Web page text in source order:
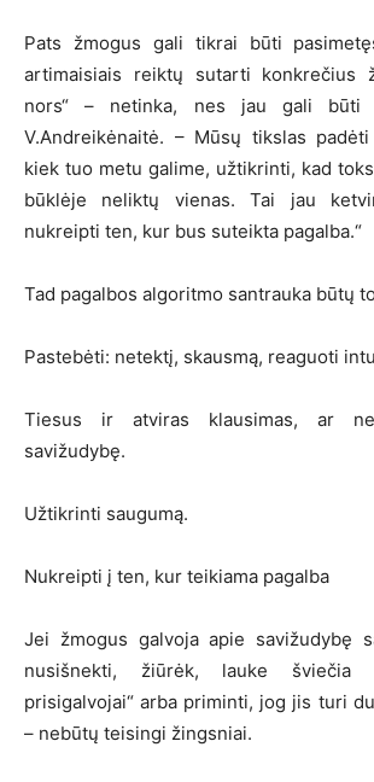
Pats žmogus gali tikrai būti
artimaisiais reiktų sutarti konkrečius
nors“ – netinka, nes jau gali
V.Andreikėnaitė. – Mūsų tikslas
kiek tuo metu galime, užtikrinti, kad
būklėje neliktų vienas. Tai jau
nukreipti ten, kur bus suteikta pagalba.“
Tad pagalbos algoritmo santrauka būtų
Pastebėti: netektį, skausmą, reaguoti
Tiesus ir atviras klausimas, ar
savižudybę.
Užtikrinti saugumą.
Nukreipti į ten, kur teikiama pagalba
Jei žmogus galvoja apie savižudybę
nusišnekti, žiūrėk, lauke
prisigalvojai“ arba priminti, jog jis turi
– nebūtų teisingi žingsniai.